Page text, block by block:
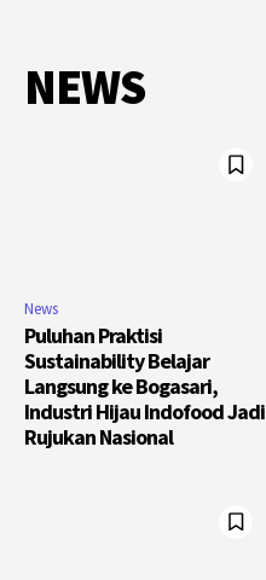
NEWS
News
Puluhan Praktisi
Sustainability Belajar
Langsung ke Bogasari,
Industri Hijau Indofood Jadi
Rujukan Nasional